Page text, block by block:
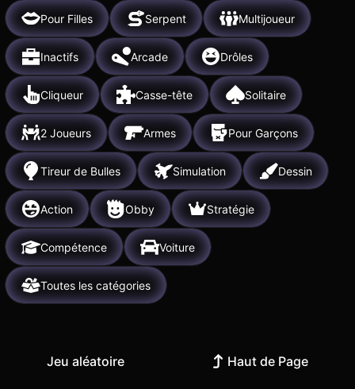
Pour Filles Serpent Multijoueur
Inactifs Arcade Drôles
Cliqueur Casse-tête Solitaire
2 Joueurs Armes Pour Garçons
Tireur de Bulles Simulation Dessin
Action Obby Stratégie
Compétence Voiture
Toutes les catégories
Jeu aléatoire Haut de Page